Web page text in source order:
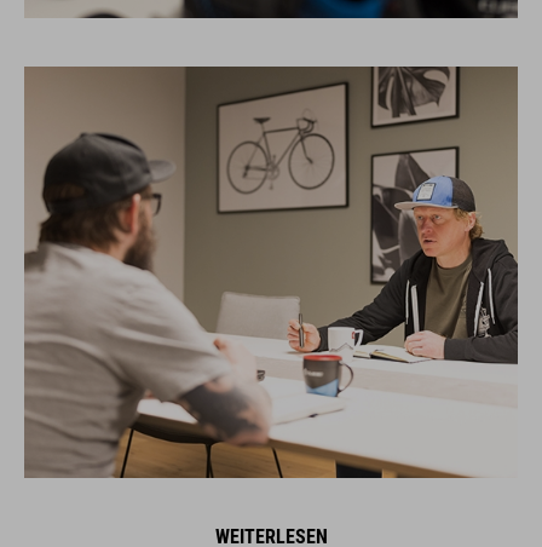
WEITERLESEN